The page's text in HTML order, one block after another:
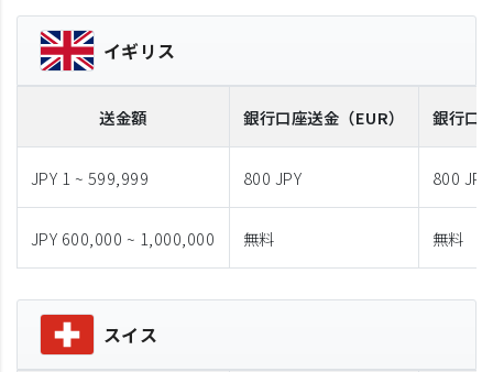
イギリス
送金額 銀行口座送金 （EUR） 銀行口
JPY 1 ~ 599,999 800 JPY 800 JPY
JPY 600,000 ~ 1,000,000 無料 無料
スイス